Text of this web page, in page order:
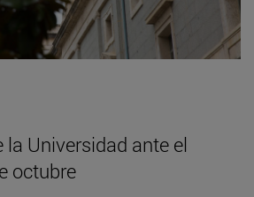
Universidad ante el
octubre